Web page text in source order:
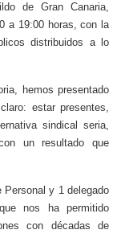
de Gran Canaria,
a 19:00 horas, con la
distribuidos a lo
hemos presentado
estar presentes,
sindical seria,
un resultado que
Personal y 1 delegado
nos ha permitido
con décadas de